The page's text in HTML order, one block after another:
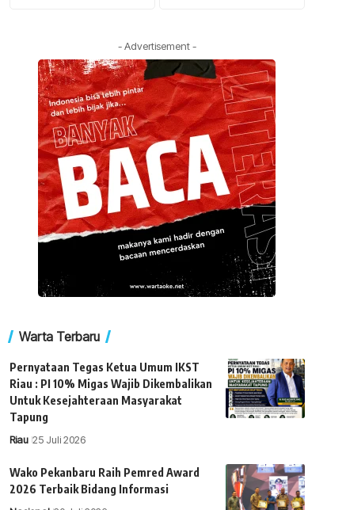
- Advertisement -
Warta Terbaru
Pernyataan Tegas Ketua Umum IKST
Riau : PI 10% Migas Wajib Dikembalikan
Untuk Kesejahteraan Masyarakat
Tapung
Riau 25 Juli 2026
Wako Pekanbaru Raih Pemred Award
2026 Terbaik Bidang Informasi